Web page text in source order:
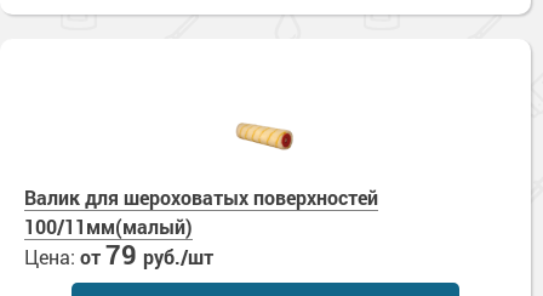
Валик для шероховатых поверхностей
100/11мм(малый)
Цена: от79 руб./шт